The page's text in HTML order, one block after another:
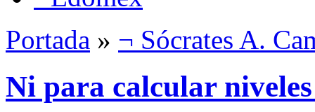
Portada » ¬ Sócrates A.
Ni para calcular